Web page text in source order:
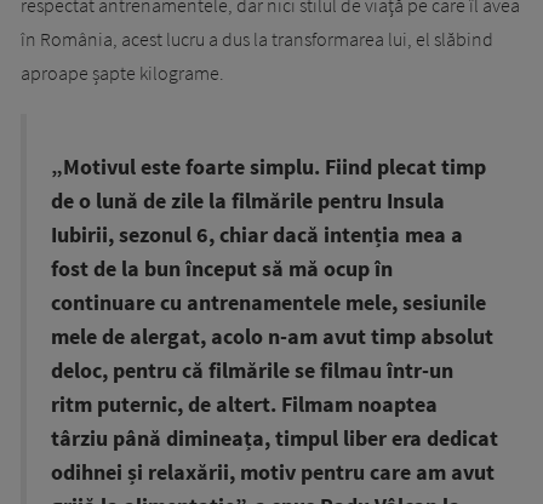
respectat antrenamentele, dar nici stilul de viaţă pe care îl avea
în România, acest lucru a dus la transformarea lui, el slăbind
aproape șapte kilograme.
„Motivul este foarte simplu. Fiind plecat timp
de o lună de zile la filmările pentru Insula
Iubirii, sezonul 6, chiar dacă intenția mea a
fost de la bun început să mă ocup în
continuare cu antrenamentele mele, sesiunile
mele de alergat, acolo n-am avut timp absolut
deloc, pentru că filmările se filmau într-un
ritm puternic, de altert. Filmam noaptea
târziu până dimineața, timpul liber era dedicat
odihnei și relaxării, motiv pentru care am avut